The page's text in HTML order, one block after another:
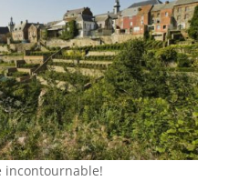
incontournable!